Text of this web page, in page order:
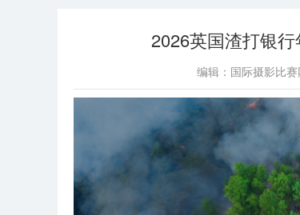
2026英国渣打银
编辑：国际摄影比